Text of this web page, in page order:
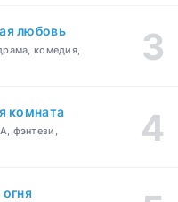
любовь
комедия,
комната
фэнтези,